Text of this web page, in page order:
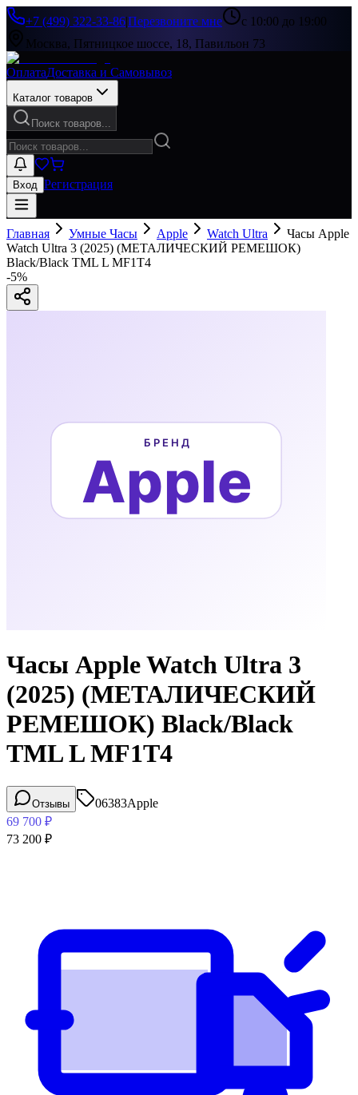
+7 (499) 322-33-86|Перезвоните мне
с 10:00 до 19:00
Москва, Пятницкое шоссе, 18, Павильон 73
ОплатаДоставка и Самовывоз
Каталог товаров
Поиск товаров...
Вход Регистрация
Главная Умные Часы Apple Watch Ultra
Часы Apple
Watch Ultra 3 (2025) (МЕТАЛИЧЕСКИЙ РЕМЕШОК)
Black/Black TML L MF1T4
-5%
Часы Apple Watch Ultra 3
(2025) (МЕТАЛИЧЕСКИЙ
РЕМЕШОК) Black/Black
TML L MF1T4
Отзывы 06383Apple
69 700 ₽
73 200 ₽